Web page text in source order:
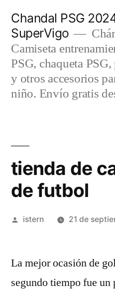
contenido
Chandal PSG
SuperVigo
Camiseta
PSG, chaqueta
y otros accesorios
niño. Envío gratis
tienda de
de futbol
Publicado
istern 21 de
La mejor ocasión de
segundo tiempo fue un